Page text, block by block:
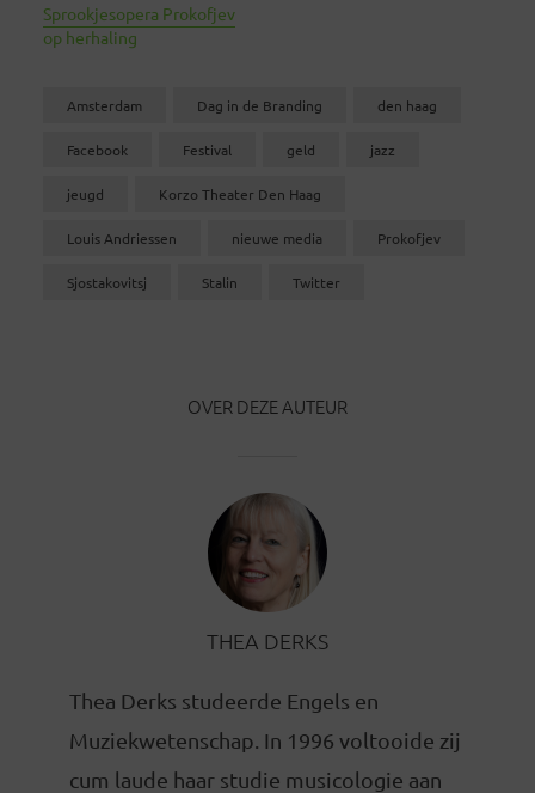
Sprookjesopera Prokofjev
op herhaling
Amsterdam Dag in de Branding den haag
Facebook Festival geld jazz
jeugd Korzo Theater Den Haag
Louis Andriessen nieuwe media Prokofjev
Sjostakovitsj Stalin Twitter
OVER DEZE AUTEUR
THEA DERKS
Thea Derks studeerde Engels en
Muziekwetenschap. In 1996 voltooide zij
cum laude haar studie musicologie aan